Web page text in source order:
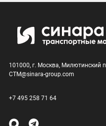
101000, г. Москва, Милютинский
CTM@sinara-group.com
+7 495 258 71 64